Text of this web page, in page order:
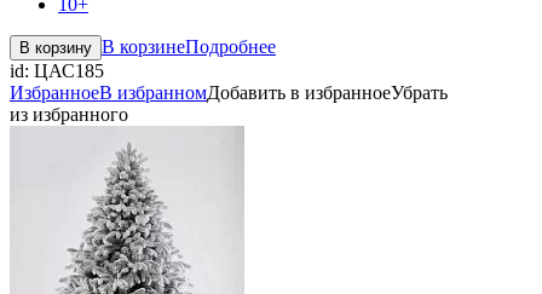
В корзину В корзинеПодробнее
id: ЦАС185
ИзбранноеВ избранномДобавить в избранноеУбрать
из избранного